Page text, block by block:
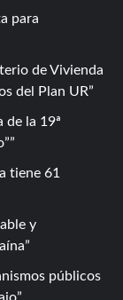
para
de Vivienda
del Plan UR
de la 19ª
tiene 61
y
públicos